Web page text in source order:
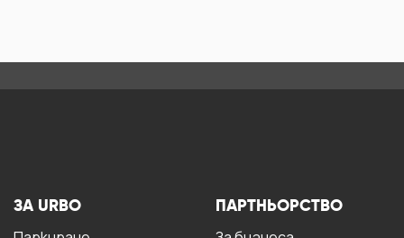
ЗА URBO ПАРТНЬОРСТВО